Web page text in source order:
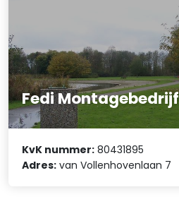
Fedi Montagebedrijf
KvK nummer: 80431895
Adres: van Vollenhovenlaan 7